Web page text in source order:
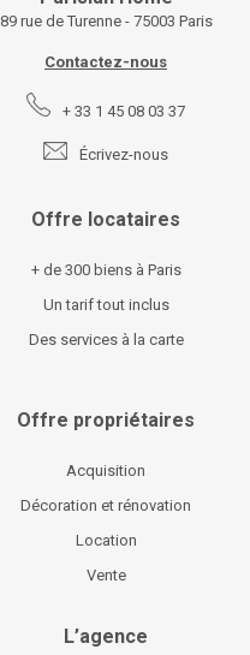
89 rue de Turenne - 75003 Paris
Contactez-nous
+ 33 1 45 08 03 37
Écrivez-nous
Offre locataires
+ de 300 biens à Paris
Un tarif tout inclus
Des services à la carte
Offre propriétaires
Acquisition
Décoration et rénovation
Location
Vente
L’agence